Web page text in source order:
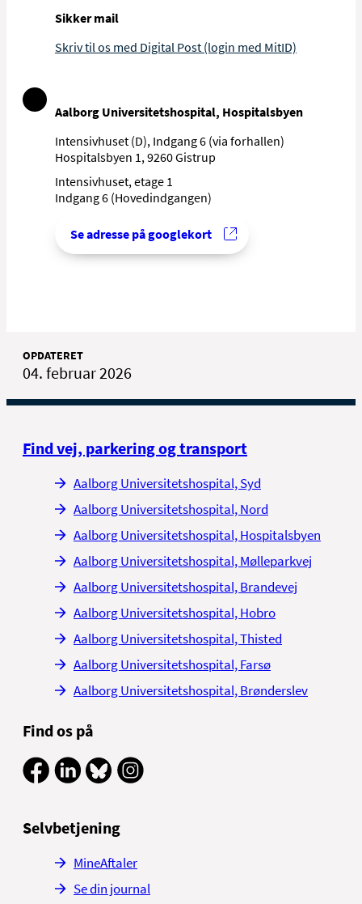
behandlingen kræver dette.
sygeplejersker og 1 sygehjælper. Der vil
sygeplejerske tilknyttet den enkelte patient,
både dag, aften og nat. Sygeplejersken er
altid tilstede på stuerne, så den enkelte
patient aldrig er alene.
CHEFLÆGE
Tina Seidelin Rasmussen
Sikker mail
Skriv til os med Digital Post (login med MitID)
Aalborg Universitetshospital, Hospitalsbyen
Intensivhuset (D), Indgang 6 (via forhallen)
Hospitalsbyen 1, 9260 Gistrup
Intensivhuset, etage 1
Indgang 6 (Hovedindgangen)
Se adresse på googlekort
OPDATERET
04. februar 2026
Find vej, parkering og transport
Aalborg Universitetshospital, Syd
Aalborg Universitetshospital, Nord
Aalborg Universitetshospital, Hospitalsbyen
Aalborg Universitetshospital, Mølleparkvej
Aalborg Universitetshospital, Brandevej
Aalborg Universitetshospital, Hobro
Aalborg Universitetshospital, Thisted
Aalborg Universitetshospital, Farsø
Aalborg Universitetshospital, Brønderslev
Find os på
Selvbetjening
MineAftaler
Se din journal